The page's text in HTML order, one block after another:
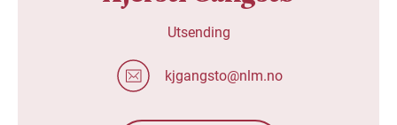
Utsending
kjgangsto@nlm.no